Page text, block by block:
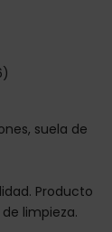
suela de
Producto
limpieza.